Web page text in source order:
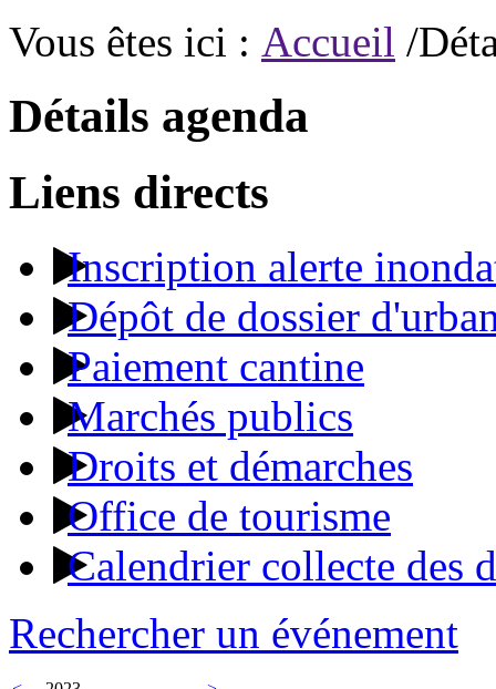
Vous êtes ici : Accueil /
Détails agenda
Liens directs
Inscription alerte
Dépôt de dossier
Paiement cantine
Marchés publics
Droits et démarches
Office de tourisme
Calendrier collecte des
Rechercher un événement